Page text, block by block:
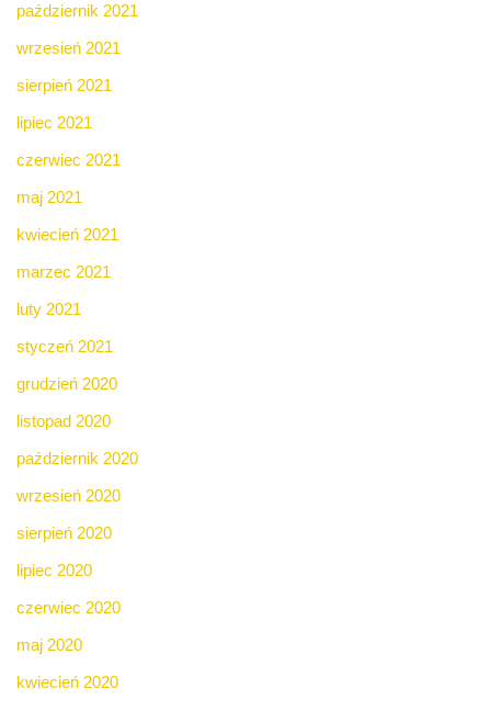
październik 2021
wrzesień 2021
sierpień 2021
lipiec 2021
czerwiec 2021
maj 2021
kwiecień 2021
marzec 2021
luty 2021
styczeń 2021
grudzień 2020
listopad 2020
październik 2020
wrzesień 2020
sierpień 2020
lipiec 2020
czerwiec 2020
maj 2020
kwiecień 2020